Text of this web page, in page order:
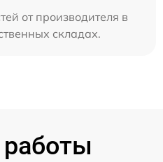
от производителя в
складах.